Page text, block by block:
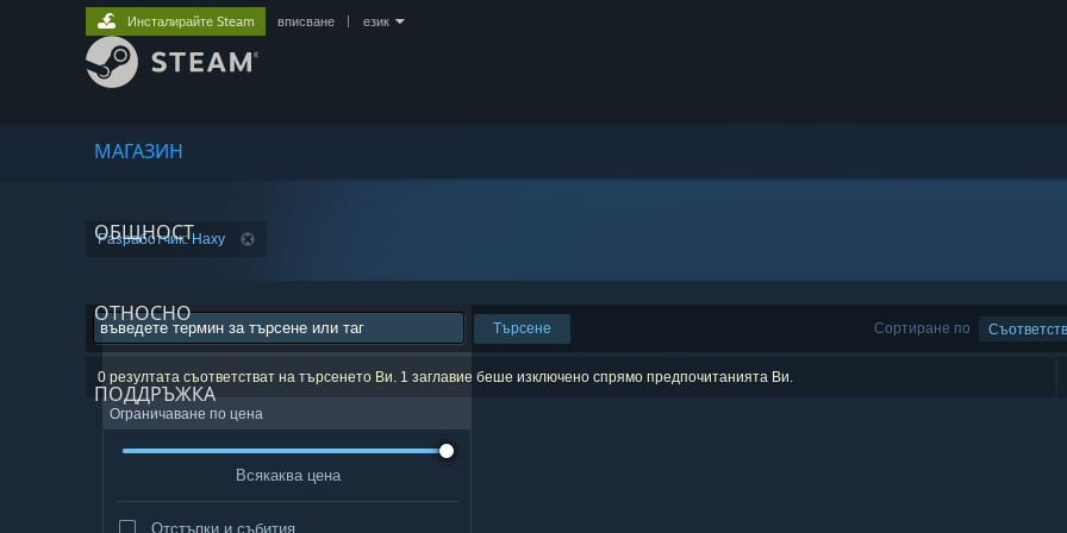
МАГАЗИН
ОБЩНОСТ
ОТНОСНО
ПОДДРЪЖКА
Инсталирайте Steam вписване език
Разработчик: Haxy
Сортиране по
Търсене
0 резултата съответстват на търсенето Ви. 1 заглавие беше изключено спрямо предпочитанията Ви.
Ограничаване по цена
Всякаква цена
Отстъпки и събития